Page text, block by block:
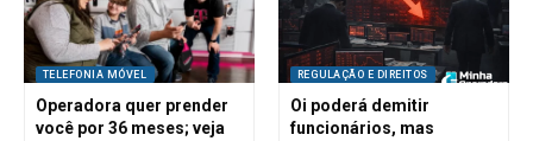
TELEFONIA MÓVEL
Operadora quer prender
você por 36 meses; veja
REGULAÇÃO E DIREITOS
Oi poderá demitir
funcionários, mas